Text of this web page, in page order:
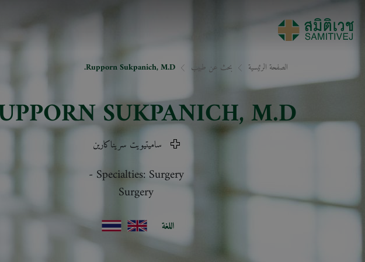
الصفحة الرئيسية بحث عن طبيب Rupporn Sukpanich, M.D.
SUKPANICH, M.D.
ساميتيويت سريناكارين
Specialties: Surgery
-
Surgery
اللغة